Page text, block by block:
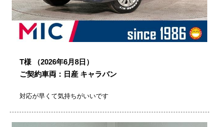
T様
（2026年6月8日）
ご契約車両：日産 キャラバン
対応が早くて気持ちがいいです